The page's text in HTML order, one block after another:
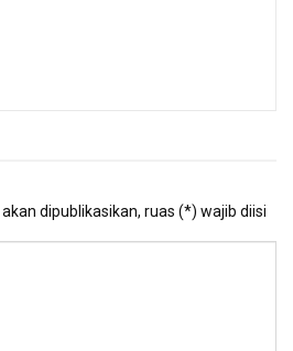
dipublikasikan, ruas (*) wajib diisi